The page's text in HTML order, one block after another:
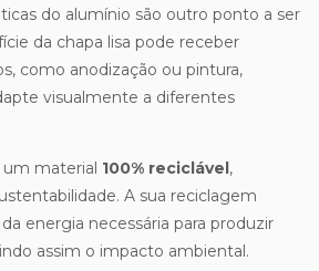
do alumínio são outro ponto a ser
da chapa lisa pode receber
como anodização ou pintura,
visualmente a diferentes
material 100% reciclável ,
A sua reciclagem
energia necessária para produzir
assim o impacto ambiental.